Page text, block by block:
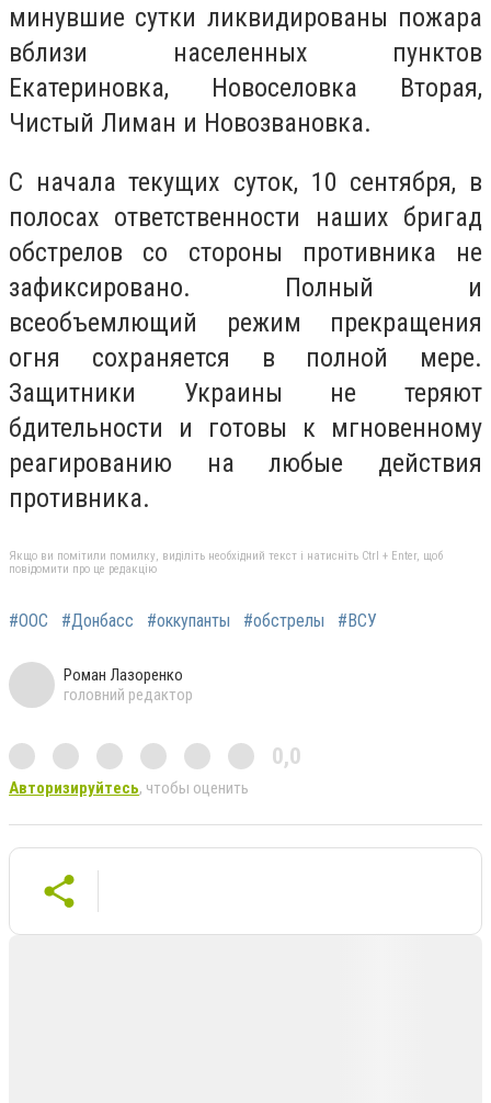
минувшие сутки ликвидированы пожара
вблизи населенных пунктов
Екатериновка, Новоселовка Вторая,
Чистый Лиман и Новозвановка.
С начала текущих суток, 10 сентября, в
полосах ответственности наших бригад
обстрелов со стороны противника не
зафиксировано. Полный и
всеобъемлющий режим прекращения
огня сохраняется в полной мере.
Защитники Украины не теряют
бдительности и готовы к мгновенному
реагированию на любые действия
противника.
Якщо ви помітили помилку, виділіть необхідний текст і натисніть Ctrl + Enter, щоб
повідомити про це редакцію
#ООС #Донбасс #оккупанты #обстрелы #ВСУ
Роман Лазоренко
головний редактор
0,0
Авторизируйтесь, чтобы оценить